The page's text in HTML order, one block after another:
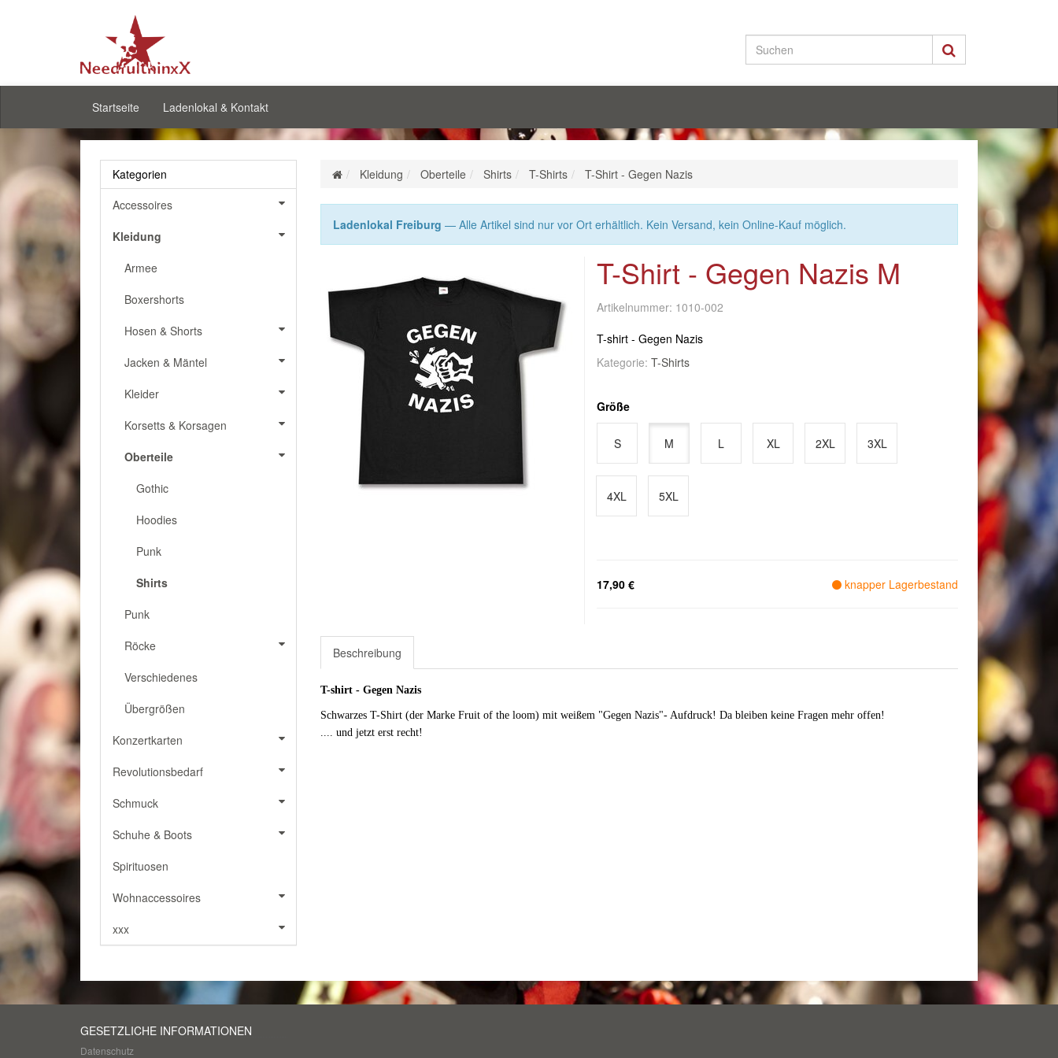
Startseite Ladenlokal & Kontakt
Kleidung Oberteile Shirts T-Shirts T-Shirt - Gegen Nazis
Ladenlokal Freiburg — Alle Artikel sind nur vor Ort erhältlich. Kein Versand, kein Online-Kauf möglich.
T-Shirt - Gegen Nazis M
Artikelnummer: 1010-002
T-shirt - Gegen Nazis
Kategorie: T-Shirts
Größe
S M L XL 2XL 3XL
4XL 5XL
17,90 € knapper Lagerbestand
Beschreibung
T-shirt - Gegen Nazis
Schwarzes T-Shirt (der Marke Fruit of the loom) mit weißem "Gegen Nazis"- Aufdruck! Da bleiben keine Fragen mehr offen!
.... und jetzt erst recht!
Kategorien
Accessoires
Kleidung
Armee
Boxershorts
Hosen & Shorts
Jacken & Mäntel
Kleider
Korsetts & Korsagen
Oberteile
Gothic
Hoodies
Punk
Shirts
Punk
Röcke
Verschiedenes
Übergrößen
Konzertkarten
Revolutionsbedarf
Schmuck
Schuhe & Boots
Spirituosen
Wohnaccessoires
xxx
GESETZLICHE INFORMATIONEN
Datenschutz